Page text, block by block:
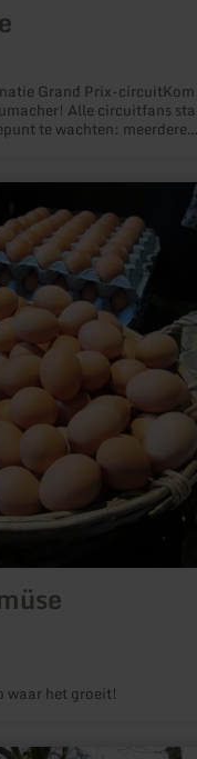
Grand Prix-
Alle circuitfans
te wachten: meerdere
waar het groeit!